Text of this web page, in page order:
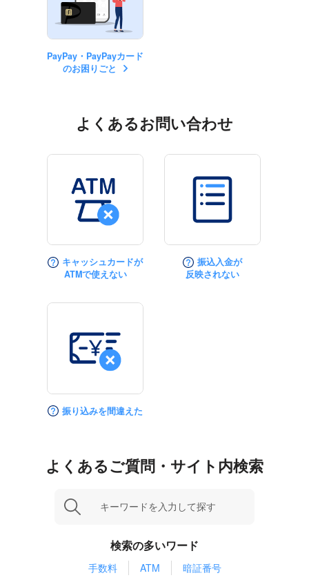
PayPay・PayPayカード
のお困りごと
よくあるお問い合わせ
キャッシュカードが
ATMで使えない
振込入金が
反映されない
振り込みを間違えた
よくあるご質問・サイト内検索
検索の多いワード
手数料 ATM 暗証番号